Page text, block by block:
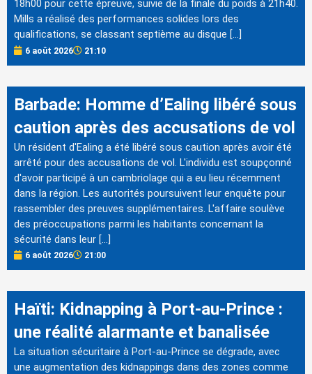
18h00 pour cette épreuve, suivie de la finale du poids à 21h40.
Mills a réalisé des performances solides lors des
qualifications, se classant septième au disque […]
6 août 2026 21:10
Barbade: Homme d’Ealing libéré sous
caution après des accusations de vol
Un résident d'Ealing a été libéré sous caution après avoir été
arrêté pour des accusations de vol. L'individu est soupçonné
d'avoir participé à un cambriolage qui a eu lieu récemment
dans la région. Les autorités poursuivent leur enquête pour
rassembler des preuves supplémentaires. L'affaire soulève
des préoccupations parmi les habitants concernant la
sécurité dans leur […]
6 août 2026 21:00
Haïti: Kidnapping à Port-au-Prince :
une réalité alarmante et banalisée
La situation sécuritaire à Port-au-Prince se dégrade, avec
une augmentation des kidnappings dans des zones comme